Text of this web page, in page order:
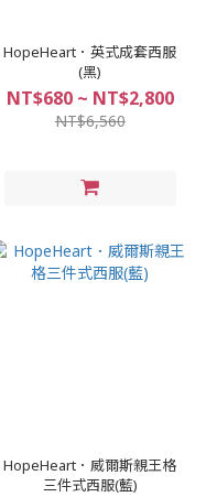
HopeHeart．英式成套西服
(黑)
NT$680 ~ NT$2,800
NT$6,560
HopeHeart．威爾斯親王格
三件式西服(藍)